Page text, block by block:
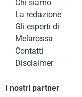
Chi siamo
La redazione
Gli esperti di
Melarossa
Contatti
Disclaimer
I nostri partner